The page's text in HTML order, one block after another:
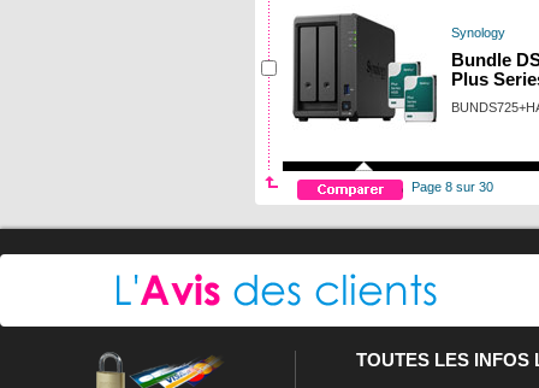
Synology
Bundle
Plus
Page 8 sur 30
TOUTES LES INFOS